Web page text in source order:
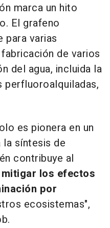
marca un hito
El grafeno
para varias
de varios
del agua, incluida la
perfluoroalquiladas,
es pionera en un
síntesis de
contribuye al
mitigar los efectos
por
ecosistemas",